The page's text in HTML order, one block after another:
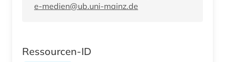
e-medien@ub.uni-mainz.de
Ressourcen-ID